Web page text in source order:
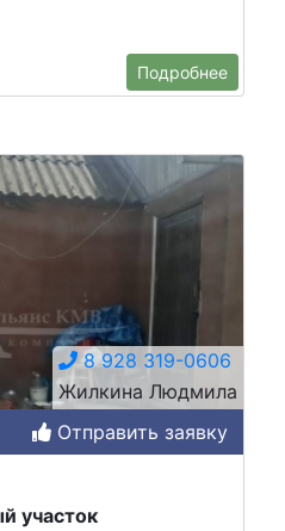
Подробнее
8 928 319-0606
Жилкина Людмила
Отправить заявку
участок